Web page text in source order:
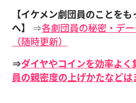
【イケメン劇団員のことを
へ】
⇒各劇団員の秘密・デ
（随時更新）
⇒ダイヤやコインを効率よ
員の親密度の上げかたなどは